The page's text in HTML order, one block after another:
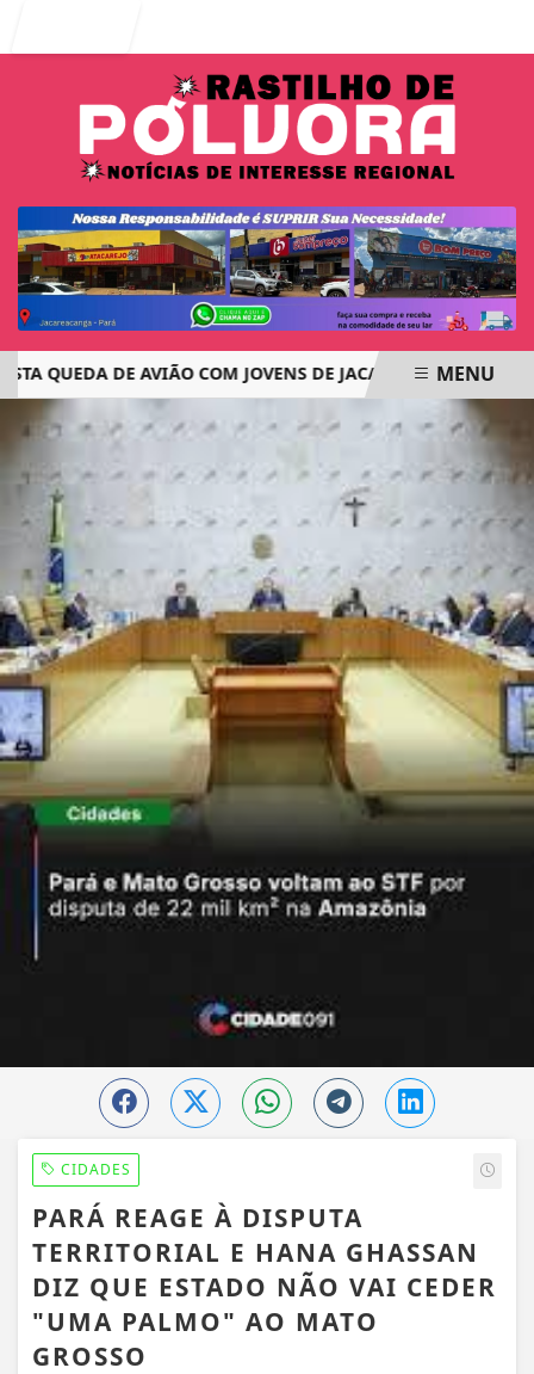
QUEDA DE AVIÃO COM JOVENS DE JACAREACANGA
EM ALTA
MENU
CIDADES
PARÁ REAGE À DISPUTA
TERRITORIAL E HANA GHASSAN
DIZ QUE ESTADO NÃO VAI CEDER
"UMA PALMO" AO MATO
GROSSO